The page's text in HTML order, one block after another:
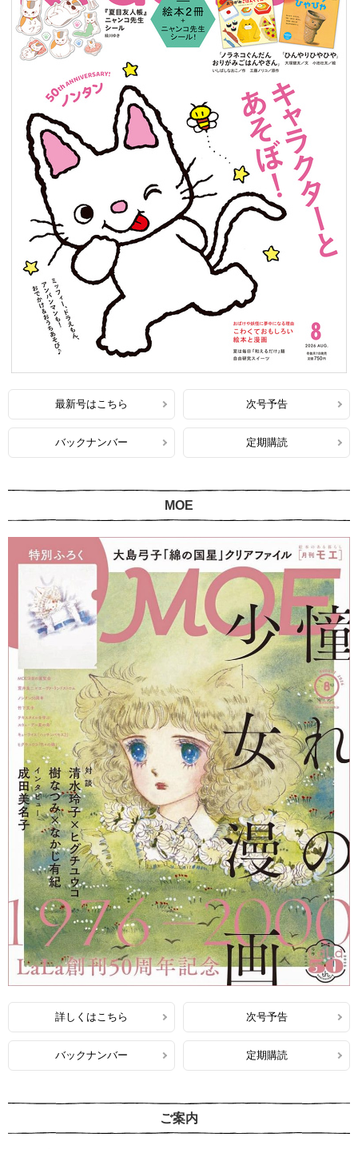
最新号はこちら 次号予告
バックナンバー 定期購読
MOE
詳しくはこちら 次号予告
バックナンバー 定期購読
ご案内